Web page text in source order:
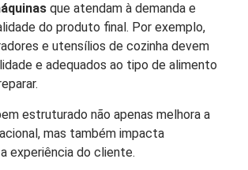
que atendam à demanda e
do produto final. Por exemplo,
e utensílios de cozinha devem
e adequados ao tipo de alimento
estruturado não apenas melhora a
mas também impacta
experiência do cliente.